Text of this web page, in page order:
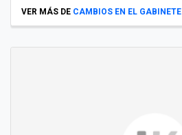
VER MÁS DE CAMBIOS EN EL GABINETE